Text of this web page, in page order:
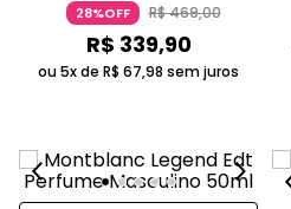
Montblanc
28%OFF R$469,00
R$ 339,90
ou 5x de R$ 67,98 sem juros